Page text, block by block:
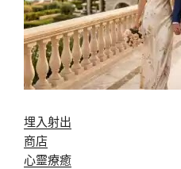
埋入射出
商店
心靈療癒